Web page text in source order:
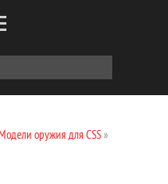
Модели оружия для CSS»